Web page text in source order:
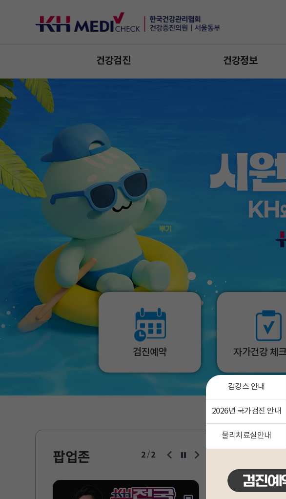
검캉스 안내
2026년 국가검진 안내
물리치료실안내
건강검진 건강정보
국
민
과
함
께
건
강
한
내
일
국
민
과
함
께
건
강
한
내
일
검진예약 자가건강 체
팝업존 2 / 2
월~금